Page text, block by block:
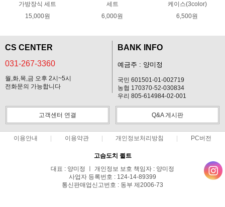
가방장식 세트
15,000원
세트
6,000원
케이스(3color)
6,500원
CS CENTER
031-267-3360
월,화,목,금 오후 2시~5시
전화문의 가능합니다
BANK INFO
예금주 : 양미정
국민 601501-01-002719
농협 170370-52-030834
우리 805-614984-02-001
고객센터 연결 Q&A 게시판
이용안내 이용약관 개인정보처리방침 PC버전
고슴도치 퀼트
대표 : 양미정 ㅣ 개인정보 보호 책임자 : 양미정
사업자 등록번호 : 124-14-89399
통신판매업신고번호 : 동부 제2006-73